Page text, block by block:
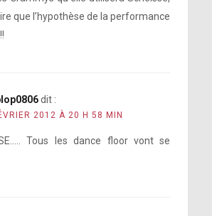
que l’hypothèse de la performance
dit :
2012 À 20 H 58 MIN
Tous les dance floor vont se